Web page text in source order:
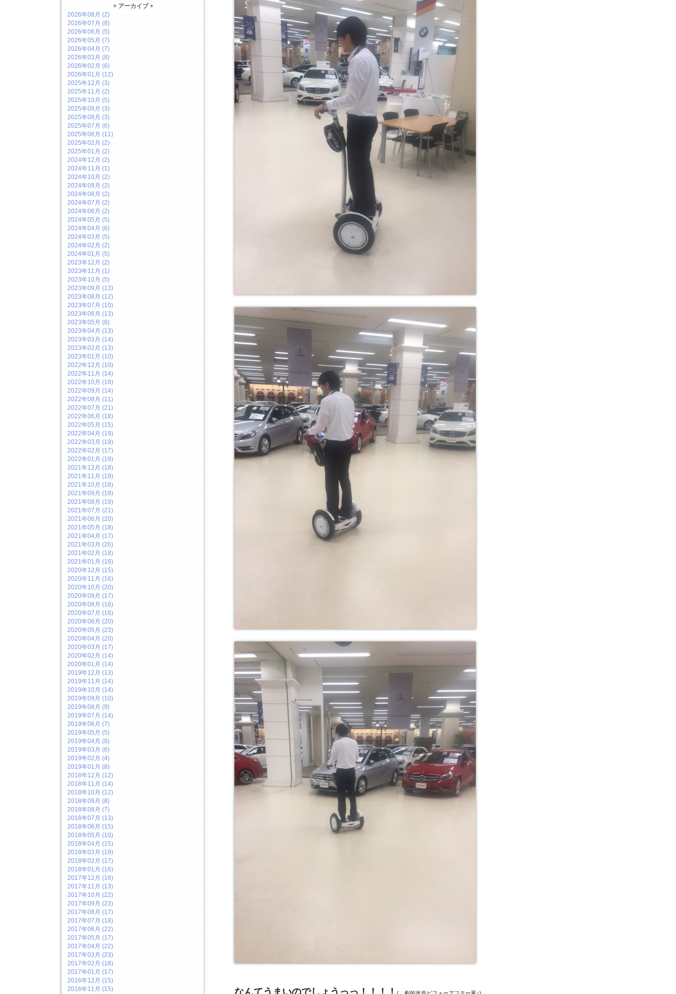
+ アーカイブ +
2026年08月 (2)
2026年07月 (8)
2026年06月 (5)
2026年05月 (7)
2026年04月 (7)
2026年03月 (8)
2026年02月 (6)
2026年01月 (12)
2025年12月 (3)
2025年11月 (2)
2025年10月 (5)
2025年09月 (3)
2025年08月 (3)
2025年07月 (6)
2025年06月 (11)
2025年02月 (2)
2025年01月 (2)
2024年12月 (2)
2024年11月 (1)
2024年10月 (2)
2024年09月 (2)
2024年08月 (2)
2024年07月 (2)
2024年06月 (2)
2024年05月 (5)
2024年04月 (6)
2024年03月 (5)
2024年02月 (2)
2024年01月 (5)
2023年12月 (2)
2023年11月 (1)
2023年10月 (5)
2023年09月 (13)
2023年08月 (12)
2023年07月 (10)
2023年06月 (13)
2023年05月 (8)
2023年04月 (13)
2023年03月 (14)
2023年02月 (13)
2023年01月 (10)
2022年12月 (10)
2022年11月 (14)
2022年10月 (18)
2022年09月 (14)
2022年08月 (11)
2022年07月 (21)
2022年06月 (18)
2022年05月 (15)
2022年04月 (19)
2022年03月 (19)
2022年02月 (17)
2022年01月 (19)
2021年12月 (18)
2021年11月 (19)
2021年10月 (18)
2021年09月 (19)
2021年08月 (19)
2021年07月 (21)
2021年06月 (20)
2021年05月 (18)
2021年04月 (17)
2021年03月 (26)
2021年02月 (18)
2021年01月 (16)
2020年12月 (15)
2020年11月 (16)
2020年10月 (20)
2020年09月 (17)
2020年08月 (16)
2020年07月 (16)
2020年06月 (20)
2020年05月 (23)
2020年04月 (20)
2020年03月 (17)
2020年02月 (14)
2020年01月 (14)
2019年12月 (13)
2019年11月 (14)
2019年10月 (14)
2019年09月 (10)
2019年08月 (9)
2019年07月 (14)
2019年06月 (7)
2019年05月 (5)
2019年04月 (8)
2019年03月 (6)
2019年02月 (4)
2019年01月 (8)
2018年12月 (12)
2018年11月 (14)
2018年10月 (12)
2018年09月 (8)
2018年08月 (7)
2018年07月 (13)
2018年06月 (15)
2018年05月 (10)
2018年04月 (15)
2018年03月 (19)
2018年02月 (17)
2018年01月 (16)
2017年12月 (16)
2017年11月 (13)
2017年10月 (22)
2017年09月 (23)
2017年08月 (17)
2017年07月 (18)
2017年06月 (22)
2017年05月 (17)
2017年04月 (22)
2017年03月 (23)
2017年02月 (18)
2017年01月 (17)
2016年12月 (15)
2016年11月 (15)
なんてうまいのでしょうっっ！！！！